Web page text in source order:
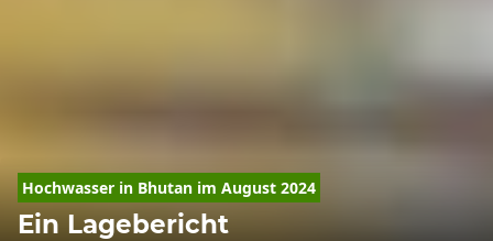
Hochwasser in Bhutan im August 2024
Ein Lagebericht